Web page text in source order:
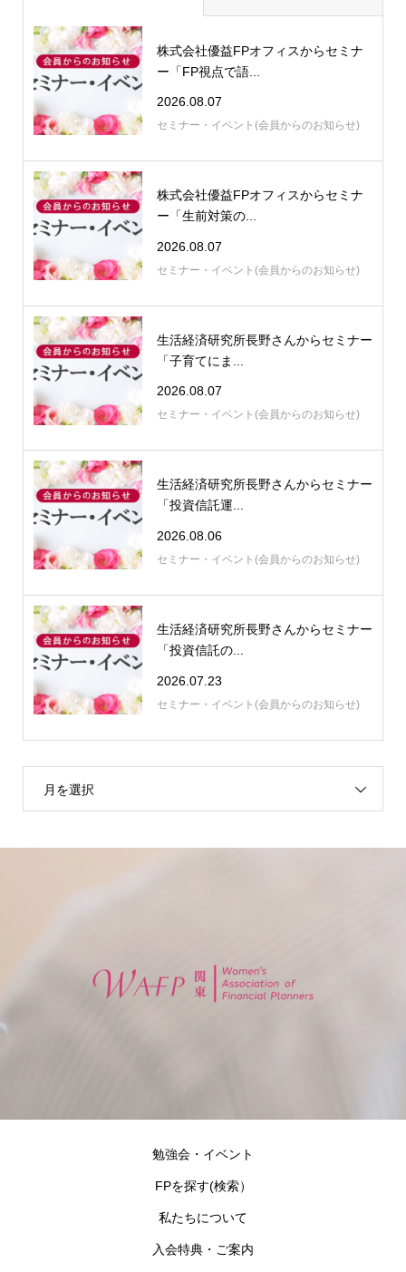
株式会社優益FPオフィスからセミナ
ー「FP視点で語...
2026.08.07
セミナー・イベント(会員からのお知らせ)
株式会社優益FPオフィスからセミナ
ー「生前対策の...
2026.08.07
セミナー・イベント(会員からのお知らせ)
生活経済研究所長野さんからセミナー
「子育てにま...
2026.08.07
セミナー・イベント(会員からのお知らせ)
生活経済研究所長野さんからセミナー
「投資信託運...
2026.08.06
セミナー・イベント(会員からのお知らせ)
生活経済研究所長野さんからセミナー
「投資信託の...
2026.07.23
セミナー・イベント(会員からのお知らせ)
月を選択
勉強会・イベント
FPを探す(検索）
私たちについて
入会特典・ご案内